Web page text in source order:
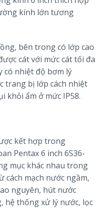
kính lớn tương
bên trong có lớp cao
cát với mức cát tối đa
có nhiệt độ bơm lý
trang bị lớp cách nhiệt
khỏi ẩm ở mức IP58.
kết hợp trong
Pentax 6 inch 6S36-
mục khác nhau trong
cách mạch nước ngầm,
nguyên, hút nước
hệ thống xử lý nước, lọc